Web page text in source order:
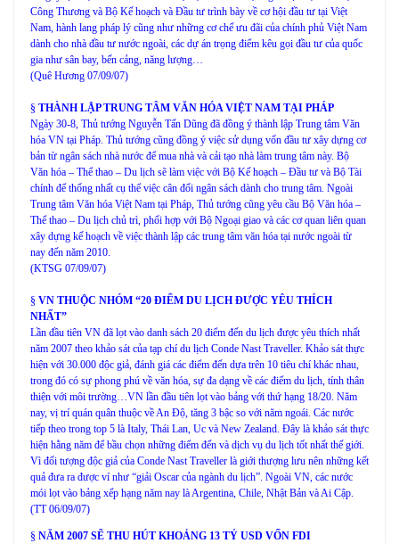
Công Thương và Bộ Kế hoạch và Đầu tư trình bày về cơ hội đầu tư tại Việt
Nam, hành lang pháp lý cũng như những cơ chế ưu đãi của chính phủ Việt Nam
dành cho nhà đầu tư nước ngoài, các dự án trọng điểm kêu gọi đầu tư của quốc
gia như sân bay, bến cảng, năng lượng…
(Quê Hương 07/09/07)
§ THÀNH LẬP TRUNG TÂM VĂN HÓA VIỆT NAM TẠI PHÁP
Ngày 30-8, Thủ tướng Nguyễn Tấn Dũng đã đồng ý thành lập Trung tâm Văn
hóa VN tại Pháp. Thủ tướng cũng đồng ý việc sử dụng vốn đầu tư xây dựng cơ
bản từ ngân sách nhà nước để mua nhà và cải tạo nhà làm trung tâm này. Bộ
Văn hóa – Thể thao – Du lịch sẽ làm việc với Bộ Kế hoạch – Đầu tư và Bộ Tài
chính để thống nhất cụ thể việc cân đối ngân sách dành cho trung tâm. Ngoài
Trung tâm Văn hóa Việt Nam tại Pháp, Thủ tướng cũng yêu cầu Bộ Văn hóa –
Thể thao – Du lịch chủ trì, phối hợp với Bộ Ngoại giao và các cơ quan liên quan
xây dựng kế hoạch về việc thành lập các trung tâm văn hóa tại nước ngoài từ
nay đến năm 2010.
(KTSG 07/09/07)
§ VN THUỘC NHÓM “20 ĐIỂM DU LỊCH ĐƯỢC YÊU THÍCH
NHẤT”
Lần đầu tiên VN đã lọt vào danh sách 20 điểm đến du lịch được yêu thích nhất
năm 2007 theo khảo sát của tạp chí du lịch Conde Nast Traveller. Khảo sát thực
hiện với 30.000 độc giả, đánh giá các điểm đến dựa trên 10 tiêu chí khác nhau,
trong đó có sự phong phú về văn hóa, sự đa dạng về các điểm du lịch, tính thân
thiện với môi trường…VN lần đầu tiên lọt vào bảng với thứ hạng 18/20. Năm
nay, vị trí quán quân thuộc về An Độ, tăng 3 bậc so với năm ngoái. Các nước
tiếp theo trong top 5 là Italy, Thái Lan, Uc và New Zealand. Đây là khảo sát thực
hiện hằng năm để bầu chọn những điểm đến và dịch vụ du lịch tốt nhất thế giới.
Vì đối tượng độc giả của Conde Nast Traveller là giới thượng lưu nên những kết
quả đưa ra được ví như “giải Oscar của ngành du lịch”. Ngoài VN, các nước
mói lọt vào bảng xếp hạng năm nay là Argentina, Chile, Nhật Bản và Ai Cập.
(TT 06/09/07)
§ NĂM 2007 SẼ THU HÚT KHOẢNG 13 TỶ USD VỐN FDI